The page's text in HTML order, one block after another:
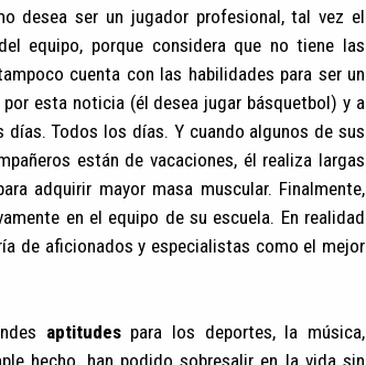
desea ser un jugador profesional, tal vez el
equipo, porque considera que no tiene las
cuenta con las habilidades para ser un
esta noticia (él desea jugar básquetbol) y a
Todos los días. Y cuando algunos de sus
están de vacaciones, él realiza largas
adquirir mayor masa muscular. Finalmente,
en el equipo de su escuela. En realidad
de aficionados y especialistas como el mejor
aptitudespara los deportes, la música,
hecho, han podido sobresalir en la vida sin